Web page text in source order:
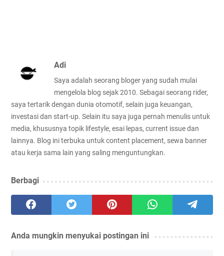
Adi
Saya adalah seorang bloger yang sudah mulai
mengelola blog sejak 2010. Sebagai seorang rider,
saya tertarik dengan dunia otomotif, selain juga keuangan,
investasi dan start-up. Selain itu saya juga pernah menulis untuk
media, khususnya topik lifestyle, esai lepas, current issue dan
lainnya. Blog ini terbuka untuk content placement, sewa banner
atau kerja sama lain yang saling menguntungkan.
Berbagi
Anda mungkin menyukai postingan ini